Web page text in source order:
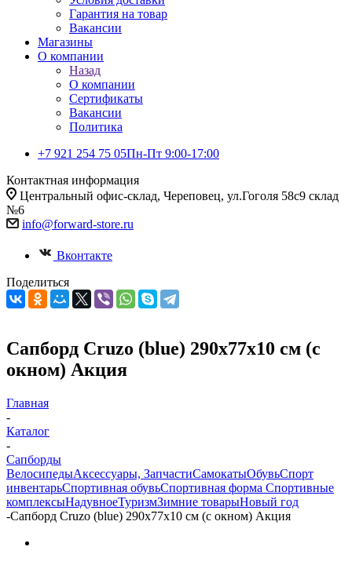
Гарантия на товар
Вакансии
Магазины
О компании
Назад
О компании
Сертификаты
Вакансии
Политика
+7 921 254 75 05Пн-Пт 9:00-17:00
Контактная информация
Центральный офис-склад, Череповец, ул.Гоголя 58с9 склад
№6
info@forward-store.ru
Вконтакте
Поделиться
Сапборд Cruzo (blue) 290x77x10 см (с
окном) Акция
Главная
-
Каталог
-
Сапборды
ВелосипедыАксессуары, ЗапчастиСамокатыОбувьСпорт
инвентарьСпортивная обувьСпортивная форма Спортивные
комплексыНадувноеТуризмЗимние товарыНовый год
-Сапборд Cruzo (blue) 290x77x10 см (с окном) Акция